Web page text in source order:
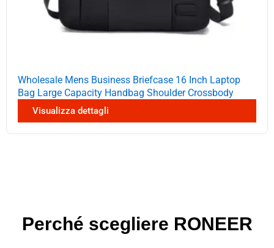
Wholesale Mens Business Briefcase 16 Inch Laptop
Bag Large Capacity Handbag Shoulder Crossbody
Visualizza dettagli
Perché scegliere RONEER